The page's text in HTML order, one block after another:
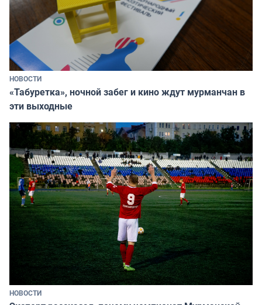
НОВОСТИ
«Табуретка», ночной забег и кино ждут мурманчан в
эти выходные
НОВОСТИ